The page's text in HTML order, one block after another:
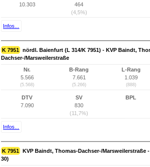
10.303
464
(4,5%)
Infos...
K 7951 nördl. Baienfurt (L 314/K 7951) - KVP Baindt,
Dachser-/Marsweilerstraße
Nr.
5.566
(5.568)
B-Rang
7.661
(5.266)
L-Rang
1.039
(888)
DTV
7.090
SV
830
(11,7%)
BPL
Infos...
K 7951 KVP Baindt, Thomas-Dachser-/Marsweilerstraße
30)